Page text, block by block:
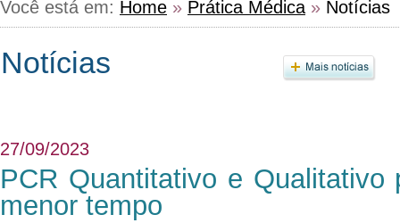
Você está em: Home » Prática Médica » Notícias
27/09/2023
PCR Quantitativo e Qualitativo
menor tempo